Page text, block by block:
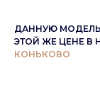
ДАННУЮ
ЭТОЙ ЖЕ ЦЕНЕ В
КОНЬКОВО